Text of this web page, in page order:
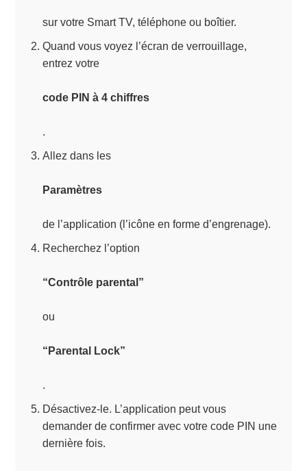
sur votre Smart TV, téléphone ou boîtier.
Quand vous voyez l’écran de verrouillage,
entrez votre
code PIN à 4 chiffres
.
Allez dans les
Paramètres
de l’application (l’icône en forme d’engrenage).
Recherchez l’option
“Contrôle parental”
ou
“Parental Lock”
.
Désactivez-le. L’application peut vous
demander de confirmer avec votre code PIN une
dernière fois.